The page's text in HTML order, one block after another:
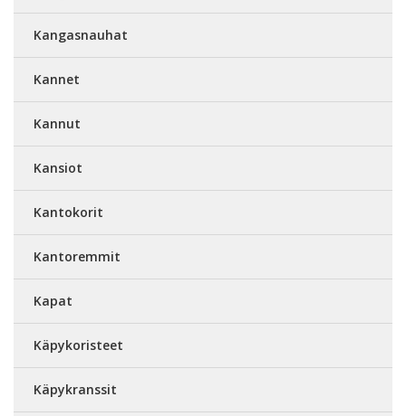
Kangasnauhat
Kannet
Kannut
Kansiot
Kantokorit
Kantoremmit
Kapat
Käpykoristeet
Käpykranssit